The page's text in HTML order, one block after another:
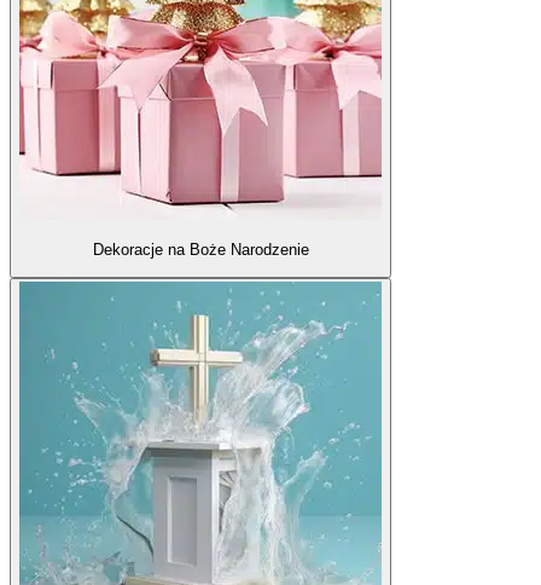
Dekoracje na Boże Narodzenie